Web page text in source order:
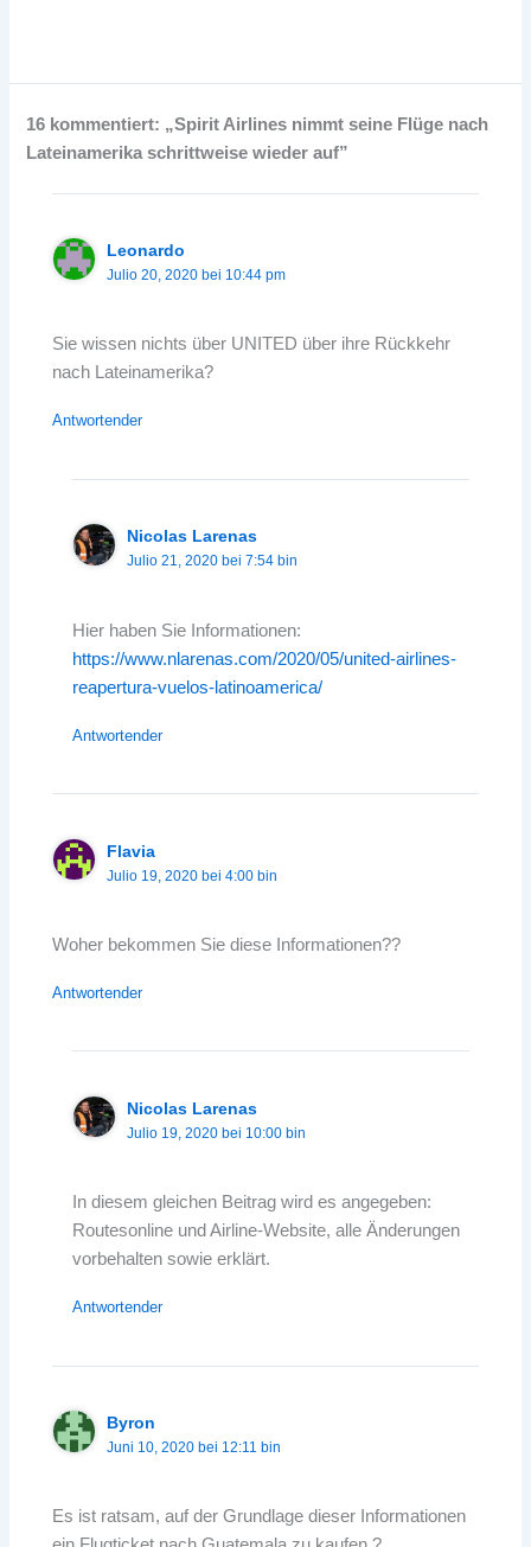
16 kommentiert: „Spirit Airlines nimmt seine Flüge nach
Lateinamerika schrittweise wieder auf”
Leonardo
Julio 20, 2020 bei 10:44 pm
Sie wissen nichts über UNITED über ihre Rückkehr
nach Lateinamerika?
Antwortender
Nicolas Larenas
Julio 21, 2020 bei 7:54 bin
Hier haben Sie Informationen:
https://www.nlarenas.com/2020/05/united-airlines-
reapertura-vuelos-latinoamerica/
Antwortender
Flavia
Julio 19, 2020 bei 4:00 bin
Woher bekommen Sie diese Informationen??
Antwortender
Nicolas Larenas
Julio 19, 2020 bei 10:00 bin
In diesem gleichen Beitrag wird es angegeben:
Routesonline und Airline-Website, alle Änderungen
vorbehalten sowie erklärt.
Antwortender
Byron
Juni 10, 2020 bei 12:11 bin
Es ist ratsam, auf der Grundlage dieser Informationen